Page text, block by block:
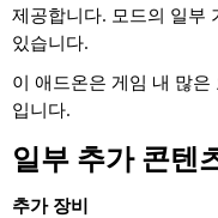
제공합니다. 모드의 일부
있습니다.
이 애드온은 게임 내 많
입니다.
일부 추가 콘텐
추가 장비